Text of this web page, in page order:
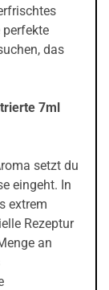
perfekte
das
7ml
setzt du
eingeht. In
extrem
Rezeptur
an